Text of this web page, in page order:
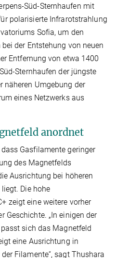
Süd-Sternhaufen mit
polarisierte Infrarotstrahlung
Sofia, um den
der Entstehung von neuen
Entfernung von etwa 1400
Sternhaufen der jüngste
näheren Umgebung der
eines Netzwerks aus
anordnet
Gasfilamente geringer
des Magnetfelds
Ausrichtung bei höheren
Die hohe
zeigt eine weitere vorher
Geschichte. „In einigen der
sich das Magnetfeld
eine Ausrichtung in
Filamente“, sagt Thushara